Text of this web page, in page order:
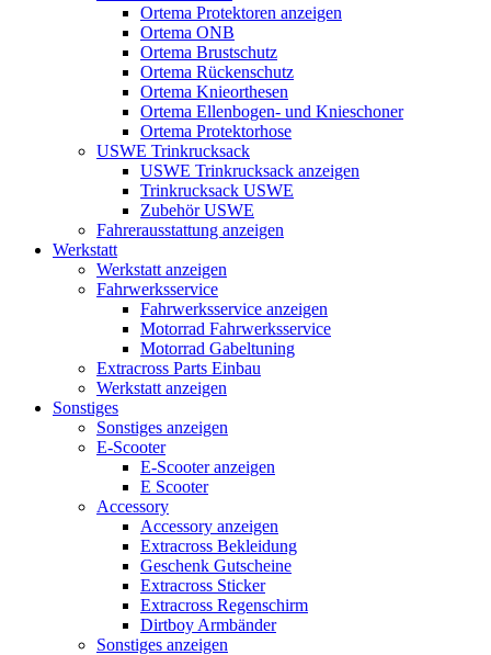
Ortema Protektoren anzeigen
Ortema ONB
Ortema Brustschutz
Ortema Rückenschutz
Ortema Knieorthesen
Ortema Ellenbogen- und Knieschoner
Ortema Protektorhose
USWE Trinkrucksack
USWE Trinkrucksack anzeigen
Trinkrucksack USWE
Zubehör USWE
Fahrerausstattung anzeigen
Werkstatt
Werkstatt anzeigen
Fahrwerksservice
Fahrwerksservice anzeigen
Motorrad Fahrwerksservice
Motorrad Gabeltuning
Extracross Parts Einbau
Werkstatt anzeigen
Sonstiges
Sonstiges anzeigen
E-Scooter
E-Scooter anzeigen
E Scooter
Accessory
Accessory anzeigen
Extracross Bekleidung
Geschenk Gutscheine
Extracross Sticker
Extracross Regenschirm
Dirtboy Armbänder
Sonstiges anzeigen